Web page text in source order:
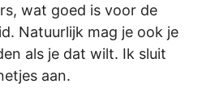
wat goed is voor de
Natuurlijk mag je ook je
als je dat wilt. Ik sluit
aan.